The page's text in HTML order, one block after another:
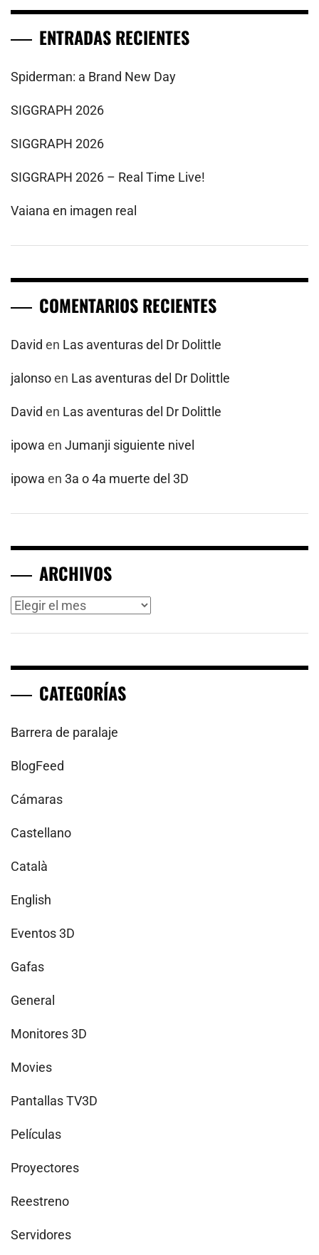
ENTRADAS RECIENTES
Spiderman: a Brand New Day
SIGGRAPH 2026
SIGGRAPH 2026
SIGGRAPH 2026 – Real Time Live!
Vaiana en imagen real
COMENTARIOS RECIENTES
David en Las aventuras del Dr Dolittle
jalonsoen Las aventuras del Dr Dolittle
David en Las aventuras del Dr Dolittle
ipowa en Jumanji siguiente nivel
ipowa en 3a o 4a muerte del 3D
ARCHIVOS
Archivos
CATEGORÍAS
Barrera de paralaje
BlogFeed
Cámaras
Castellano
Català
English
Eventos 3D
Gafas
General
Monitores 3D
Movies
Pantallas TV3D
Películas
Proyectores
Reestreno
Servidores